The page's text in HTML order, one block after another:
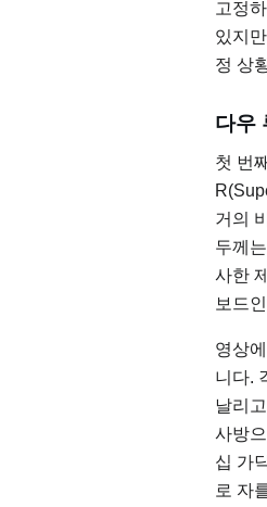
고정
있지
정 상
다우
첫 번
거의
두께
사한
보드
영상
니다.
날리
사방
십 가
로 자